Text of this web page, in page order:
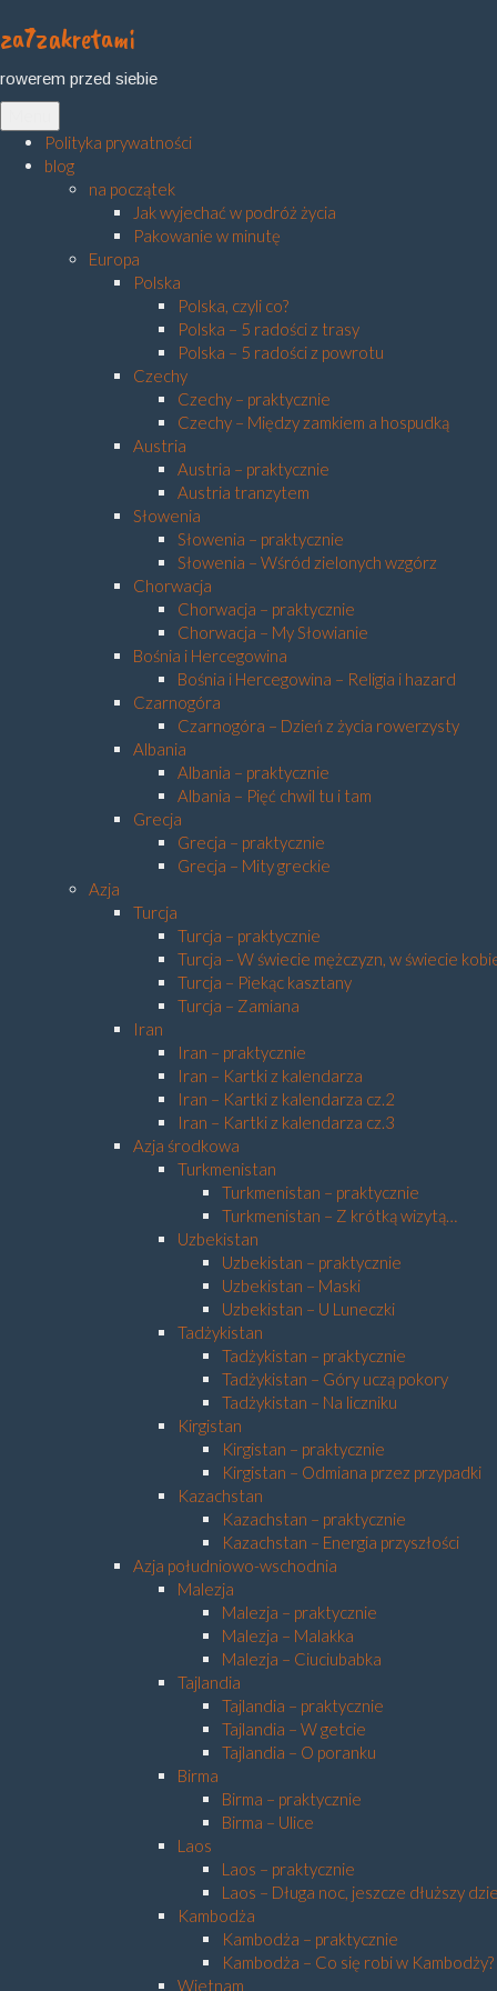
Skip
content
za7zakretami
rowerem przed siebie
Polityka prywatności
blog
na początek
Jak wyjechać w podróż życia
Pakowanie w minutę
Europa
Polska
Polska, czyli co?
Polska – 5 radości z trasy
Polska – 5 radości z powrotu
Czechy
Czechy – praktycznie
Czechy – Między zamkiem a hospudką
Austria
Austria – praktycznie
Austria tranzytem
Słowenia
Słowenia – praktycznie
Słowenia – Wśród zielonych wzgórz
Chorwacja
Chorwacja – praktycznie
Chorwacja – My Słowianie
Bośnia i Hercegowina
Bośnia i Hercegowina – Religia i hazard
Czarnogóra
Czarnogóra – Dzień z życia rowerzysty
Albania
Albania – praktycznie
Albania – Pięć chwil tu i tam
Grecja
Grecja – praktycznie
Grecja – Mity greckie
Azja
Turcja
Turcja – praktycznie
Turcja – W świecie mężczyzn, w świecie
Turcja – Piekąc kasztany
Turcja – Zamiana
Iran
Iran – praktycznie
Iran – Kartki z kalendarza
Iran – Kartki z kalendarza cz.2
Iran – Kartki z kalendarza cz.3
Azja środkowa
Turkmenistan
Turkmenistan – praktycznie
Turkmenistan – Z krótką wizytą…
Uzbekistan
Uzbekistan – praktycznie
Uzbekistan – Maski
Uzbekistan – U Luneczki
Tadżykistan
Tadżykistan – praktycznie
Tadżykistan – Góry uczą pokory
Tadżykistan – Na liczniku
Kirgistan
Kirgistan – praktycznie
Kirgistan – Odmiana przez przypadki
Kazachstan
Kazachstan – praktycznie
Kazachstan – Energia przyszłości
Azja południowo-wschodnia
Malezja
Malezja – praktycznie
Malezja – Malakka
Malezja – Ciuciubabka
Tajlandia
Tajlandia – praktycznie
Tajlandia – W getcie
Tajlandia – O poranku
Birma
Birma – praktycznie
Birma – Ulice
Laos
Laos – praktycznie
Laos – Długa noc, jeszcze dłuższy
Kambodża
Kambodża – praktycznie
Kambodża – Co się robi w Kambodży?
Wietnam